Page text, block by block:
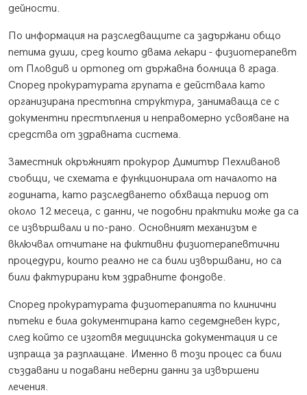
дейности.
По информация на разследващите са задържани общо
петима души, сред които двама лекари - физиотерапевт
от Пловдив и ортопед от държавна болница в града.
Според прокуратурата групата е действала като
организирана престъпна структура, занимаваща се с
документни престъпления и неправомерно усвояване на
средства от здравната система.
Заместник окръжният прокурор Димитър Пехливанов
съобщи, че схемата е функционирала от началото на
годината, като разследването обхваща период от
около 12 месеца, с данни, че подобни практики може да са
се извършвали и по-рано. Основният механизъм е
включвал отчитане на фиктивни физиотерапевтични
процедури, които реално не са били извършвани, но са
били фактурирани към здравните фондове.
Според прокуратурата физиотерапията по клинични
пътеки е била документирана като седемдневен курс,
след който се изготвя медицинска документация и се
изпраща за разплащане. Именно в този процес са били
създавани и подавани неверни данни за извършени
лечения.